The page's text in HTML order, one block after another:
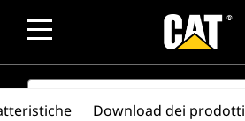
SEARCH
Download dei prodotti